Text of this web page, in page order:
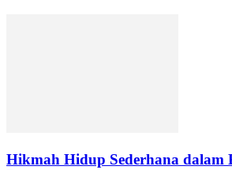
Hikmah Hidup Sederhana dalam